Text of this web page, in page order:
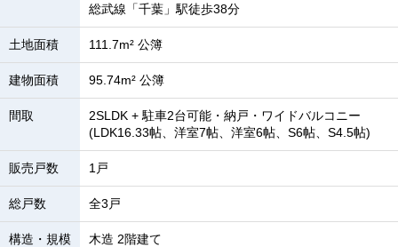
総武線「千葉」駅徒歩38分
土地面積 111.7m² 公簿
建物面積 95.74m² 公簿
間取
2SLDK + 駐車2台可能・納戸・ワイドバルコニー
(LDK16.33帖、洋室7帖、洋室6帖、S6帖、S4.5帖)
販売戸数 1戸
総戸数 全3戸
構造・規模 木造 2階建て